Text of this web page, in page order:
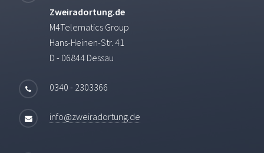
Zweiradortung.de
M4Telematics Group
Hans-Heinen-Str. 41
D - 06844 Dessau
0340 - 2303366
info@zweiradortung.de